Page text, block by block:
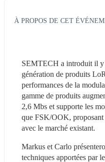
À PROPOS DE CET
SEMTECH a introduit il y
génération de produits
performances de la
gamme de produits
2,6 Mbs et supporte les
que FSK/OOK,
avec le marché existant.
Markus et Carlo
techniques apportées par